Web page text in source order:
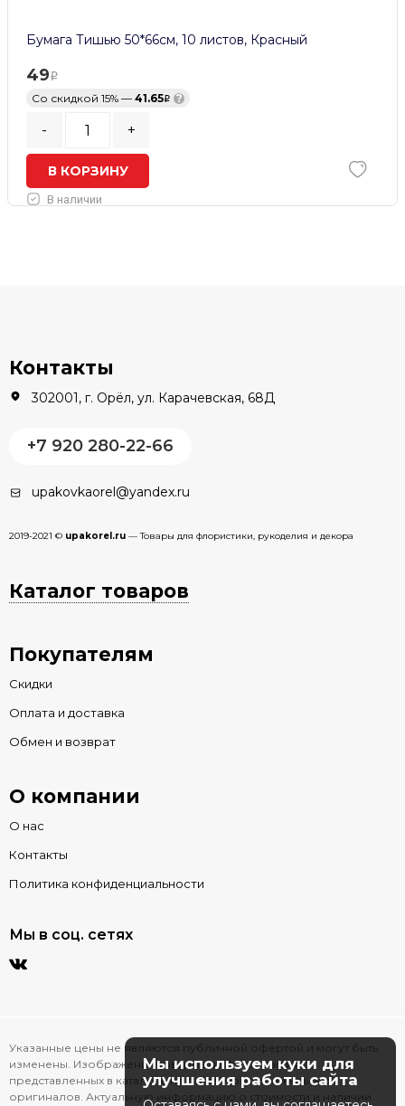
Бумага Тишью 50*66см, 10 листов, Красный
49
Со скидкой 15% — 41.65 ?
- +
В КОРЗИНУ
В наличии
Контакты
302001, г. Орёл, ул. Карачевская, 68Д
+7 920 280-22-66
upakovkaorel@yandex.ru
2019-2021 © upakorel.ru — Товары для флористики, рукоделия и декора
Каталог товаров
Покупателям
Скидки
Оплата и доставка
Обмен и возврат
О компании
О нас
Контакты
Политика конфиденциальности
Мы в соц. сетях
Указанные цены не являются публичной офертой и могут быть
изменены. Изображения товаров на фотографиях,
представленных в каталоге на сайте, могут отличаться от
оригиналов. Актуальную информацию о стоимости и наличии
Мы используем куки для
улучшения работы сайта